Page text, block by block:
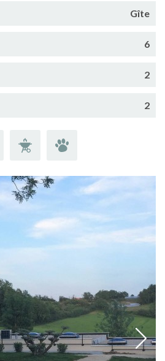
Gîte
6
2
2